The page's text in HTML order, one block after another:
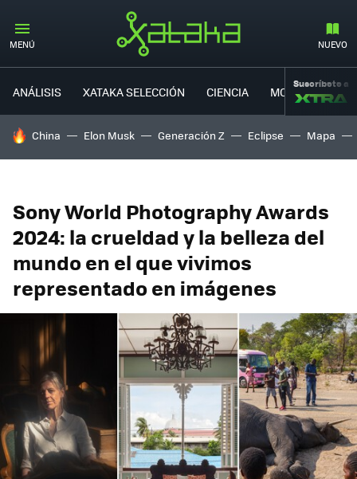
MENÚ NUEVO
ANÁLISIS XATAKA SELECCIÓN CIENCIA MOVILIDAD
Suscríbete a
HOY SE HABLA DE
China Elon Musk Generación Z Eclipse Mapa
Sony World Photography Awards
2024: la crueldad y la belleza del
mundo en el que vivimos
representado en imágenes